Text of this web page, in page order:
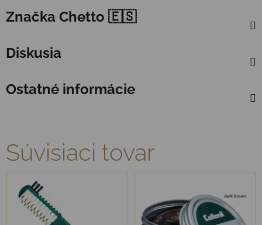
Značka Chetto 🇪🇸
Diskusia
Ostatné informácie
Súvisiaci tovar